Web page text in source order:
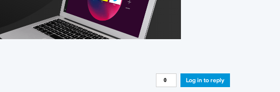
Log in to reply